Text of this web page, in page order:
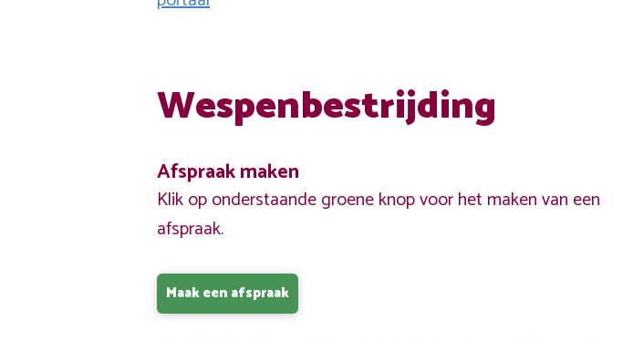
Wespenbestrijding
Afspraak maken
Klik op onderstaande groene knop voor het maken van een
afspraak.
Maak een afspraak